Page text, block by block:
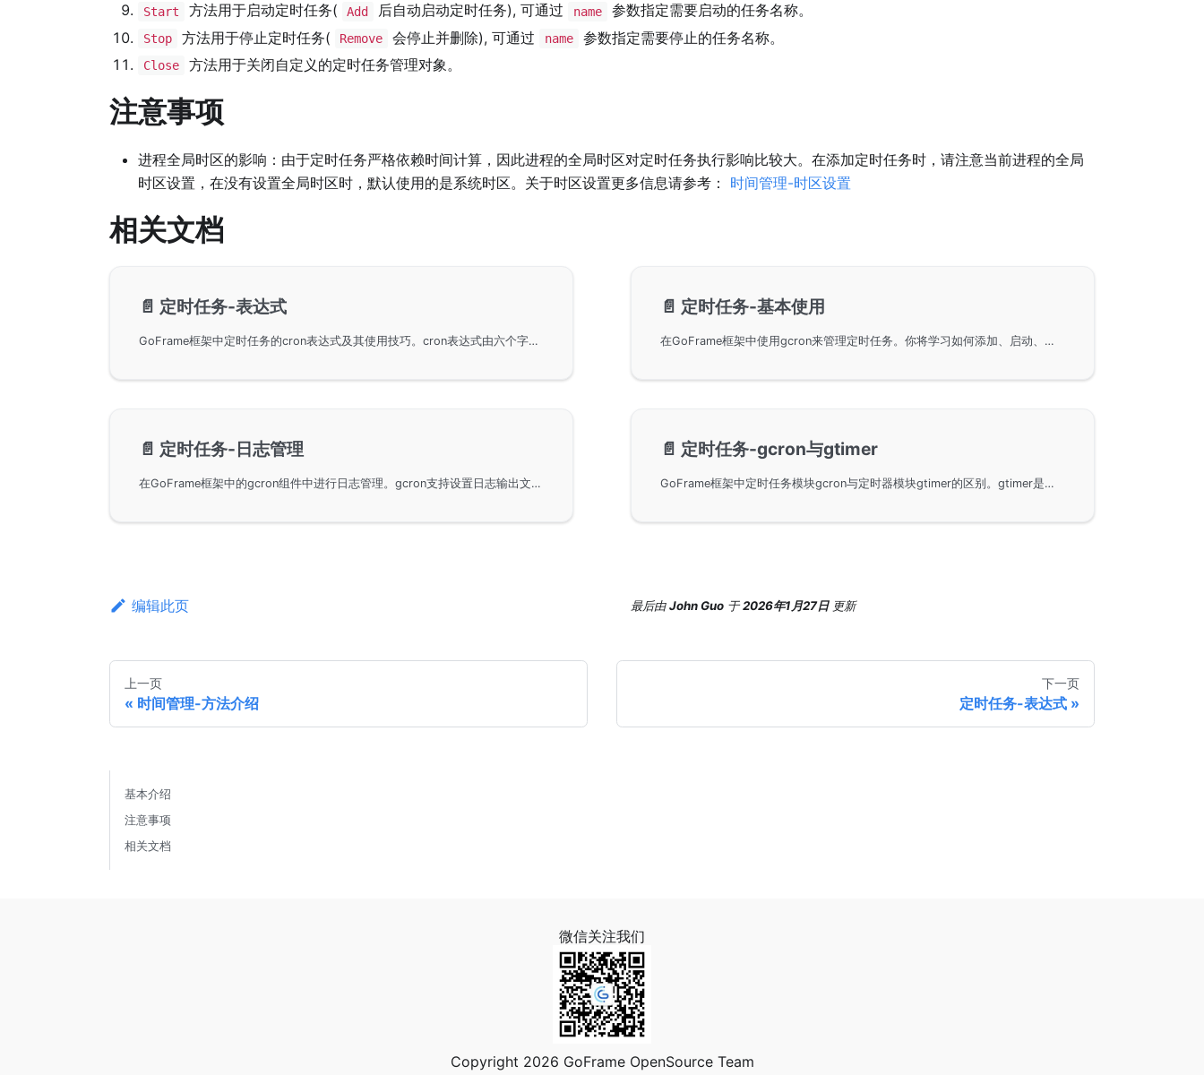
Start 方法用于启动定时任务( Add 后自动启动定时任务), 可通过 name 参数指定需要启动的任务名称。
Stop 方法用于停止定时任务( Remove 会停止并删除), 可通过 name 参数指定需要停止的任务名称。
Close 方法用于关闭自定义的定时任务管理对象。
注意事项
进程全局时区的影响：由于定时任务严格依赖时间计算，因此进程的全局时区对定时任务执行影响比较大。在添加定时任务时，请注意当前进程的全局
时区设置，在没有设置全局时区时，默认使用的是系统时区。关于时区设置更多信息请参考： 时间管理-时区设置
相关文档
📄️ 定时任务-表达式
GoFrame框架中定时任务的cron表达式及其使用技巧。cron表达式由六个字段组成，可实现从秒到周的时间调度。讲解了特殊字符的意义及其在表达式中的应用，通过多种预定义格式和间隔配置，使任务调度更加灵活可靠。
📄️ 定时任务-基本使用
在GoFrame框架中使用gcron来管理定时任务。你将学习如何添加、启动、停止、删除和搜索定时任务。此外，还涵盖了单例定时任务、单次定时任务以及运行指定次数的任务等高级功能。这些功能帮助开发者更高效地管理和调试应用内的定时任务，提高应用的性能和可靠性。
📄️ 定时任务-日志管理
在GoFrame框架中的gcron组件中进行日志管理。gcron支持设置日志输出文件和级别，默认记录错误级别日志。通过GoFrame框架的日志组件，用户可以复用日志的所有特性。文章中提供了Go代码示例，展示了如何设置和使用gcron的日志功能。
📄️ 定时任务-gcron与gtimer
GoFrame框架中定时任务模块gcron与定时器模块gtimer的区别。gtimer是高性能模块，适用于各种定时任务场景，包括TCP通信和游戏开发。gcron支持crontab语法，基于gtimer实现，为用户提供了便捷的定时任务管理方式。
编辑此页 最后由John Guo 于2026年1月27日 更新
上一页
时间管理-方法介绍
下一页
定时任务-表达式
基本介绍
注意事项
相关文档
微信关注我们
Copyright 2026 GoFrame OpenSource Team